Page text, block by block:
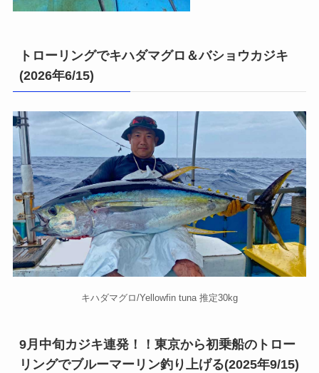
トローリングでキハダマグロ＆バショウカジキ
(2026年6/15)
キハダマグロ/Yellowfin tuna 推定30kg
9月中旬カジキ連発！！東京から初乗船のトロー
リングでブルーマーリン釣り上げる(2025年9/15)